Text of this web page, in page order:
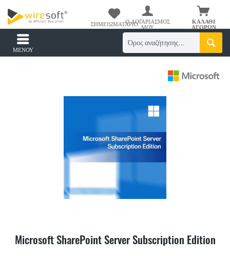
ΚΑΛΆΘΙ
ΑΓΟΡΏΝ
ΣΗΜΕΙΩΜΑΤΆΡΙΟΟ ΛΟΓΑΡΙΑΣΜΌΣ
ΜΟΥ
ΜΕΝΟΎ
Microsoft SharePoint Server Subscription Edition